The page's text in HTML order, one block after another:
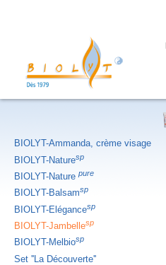
BIOLYT-Ammanda, crème visage
BIOLYT-Naturesp
BIOLYT-Naturepure
BIOLYT-Balsamsp
BIOLYT-Elégancesp
BIOLYT-Jambellesp
BIOLYT-Melbiosp
Set ''La Découverte''